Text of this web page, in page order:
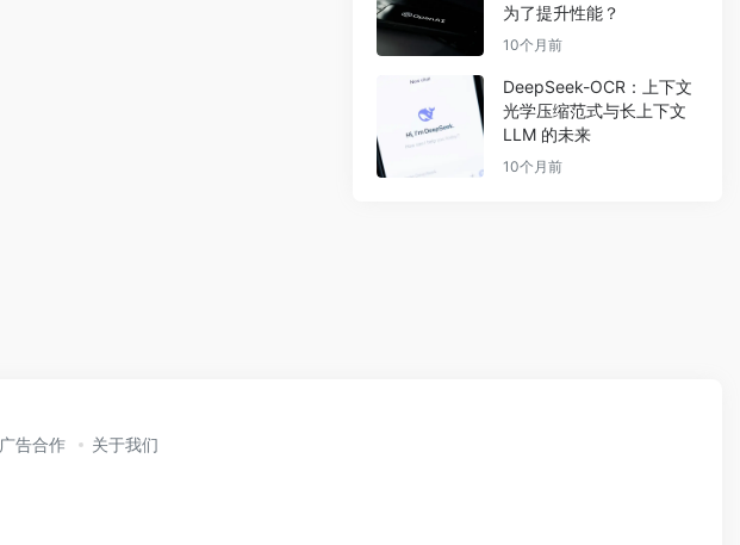
为了提升性能？
10个月前
DeepSeek-OCR：上下文
光学压缩范式与长上下文
LLM 的未来
10个月前
广告合作 关于我们